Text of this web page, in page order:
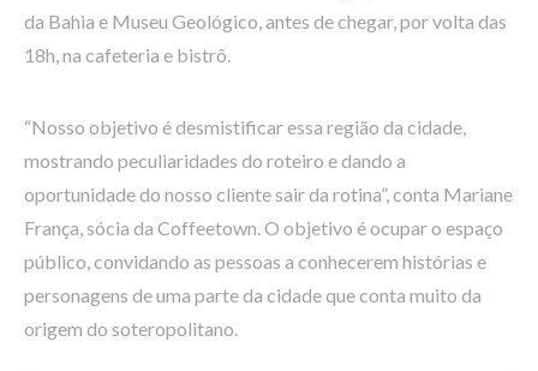
da Bahia e Museu Geológico, antes de chegar, por volta das
18h, na cafeteria e bistrô.
“Nosso objetivo é desmistificar essa região da cidade,
mostrando peculiaridades do roteiro e dando a
oportunidade do nosso cliente sair da rotina”, conta Mariane
França, sócia da Coffeetown. O objetivo é ocupar o espaço
público, convidando as pessoas a conhecerem histórias e
personagens de uma parte da cidade que conta muito da
origem do soteropolitano.